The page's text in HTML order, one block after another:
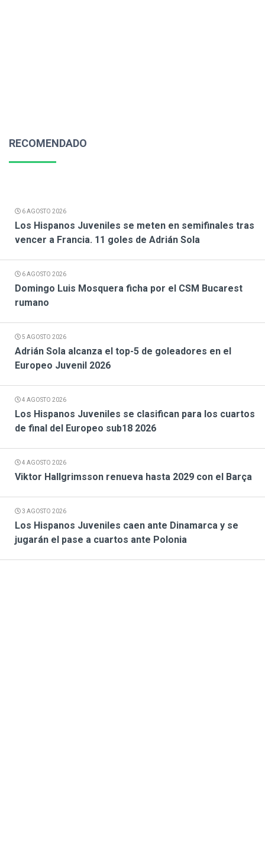
RECOMENDADO
6 AGOSTO 2026
Los Hispanos Juveniles se meten en semifinales tras
vencer a Francia. 11 goles de Adrián Sola
6 AGOSTO 2026
Domingo Luis Mosquera ficha por el CSM Bucarest
rumano
5 AGOSTO 2026
Adrián Sola alcanza el top-5 de goleadores en el
Europeo Juvenil 2026
4 AGOSTO 2026
Los Hispanos Juveniles se clasifican para los cuartos
de final del Europeo sub18 2026
4 AGOSTO 2026
Viktor Hallgrimsson renueva hasta 2029 con el Barça
3 AGOSTO 2026
Los Hispanos Juveniles caen ante Dinamarca y se
jugarán el pase a cuartos ante Polonia